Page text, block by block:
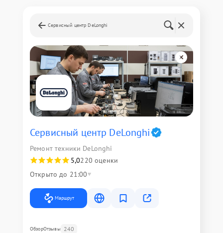
Сервисный центр DeLonghi
Сервисный центр DeLonghi
Ремонт техники DeLonghi
5,0220 оценки
Открыто до 21:00
Маршрут
ОбзорОтзывы 240